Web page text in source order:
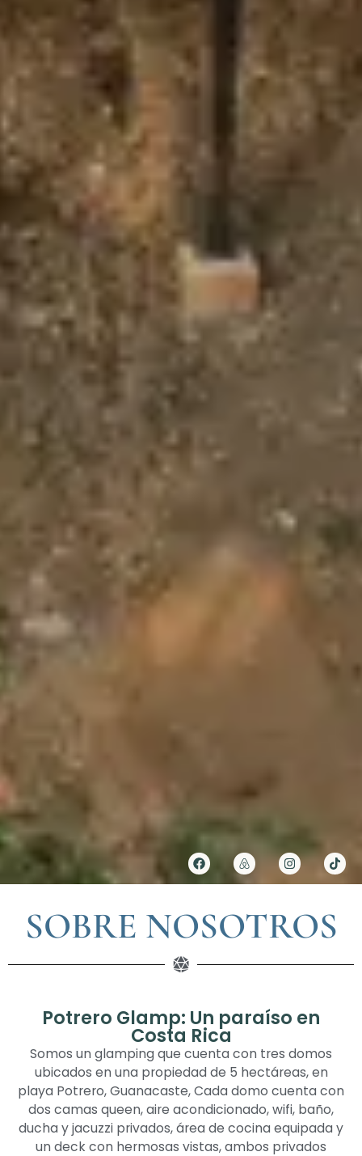
SOBRE NOSOTROS
Potrero Glamp: Un paraíso en
Costa Rica
Somos un glamping que cuenta con tres domos
ubicados en una propiedad de 5 hectáreas, en
playa Potrero, Guanacaste, Cada domo cuenta con
dos camas queen, aire acondicionado, wifi, baño,
ducha y jacuzzi privados, área de cocina equipada y
un deck con hermosas vistas, ambos privados